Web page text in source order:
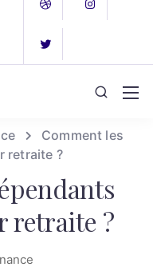
Comment les
retraite ?
retraite ?